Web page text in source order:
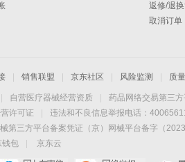
返修/退
取消订单
销售联盟 京东社区 风险监测 质
自营医疗器械经营资质 药品网络交易第三
许可证
违法和不良信息举报电话：
械第三方平台备案凭证（京）网械平台备字（
钱包
京东云